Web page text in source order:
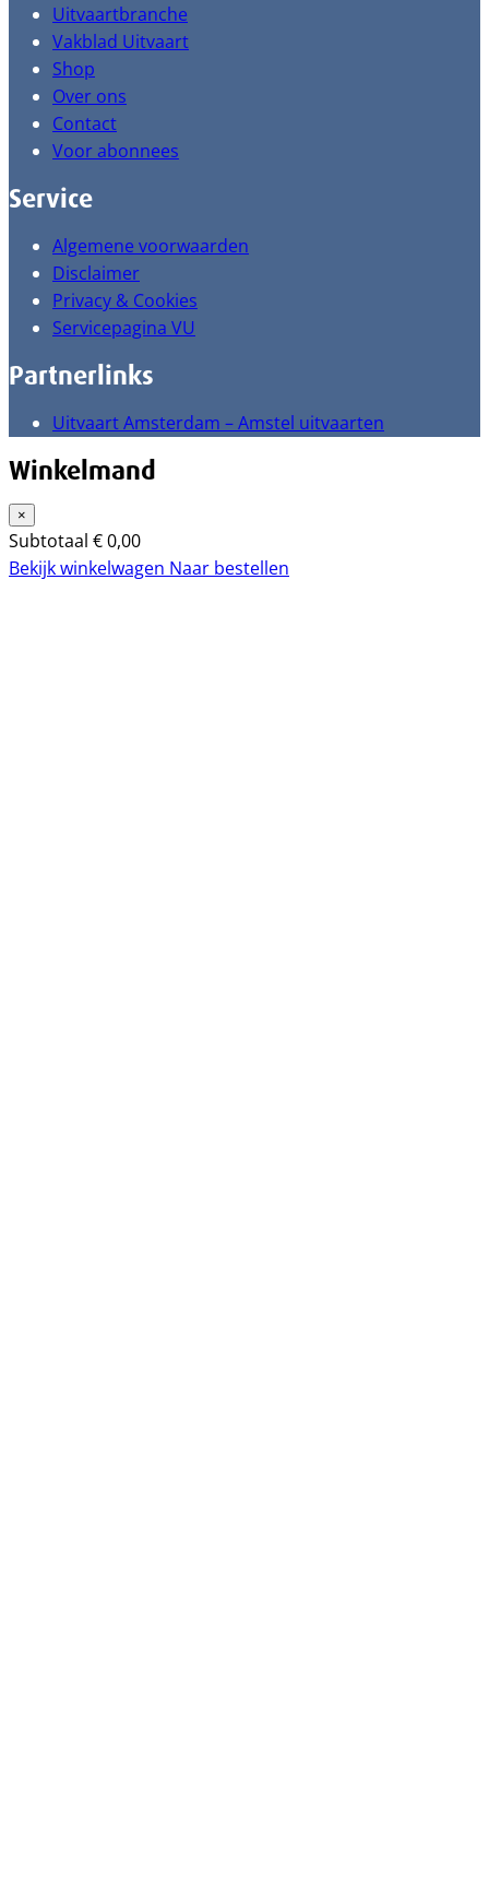
Uitvaartbranche
Vakblad Uitvaart
Shop
Over ons
Contact
Voor abonnees
Service
Algemene voorwaarden
Disclaimer
Privacy & Cookies
Servicepagina VU
Partnerlinks
Uitvaart Amsterdam – Amstel uitvaarten
Winkelmand
×
Subtotaal €0,00
Bekijk winkelwagen Naar bestellen